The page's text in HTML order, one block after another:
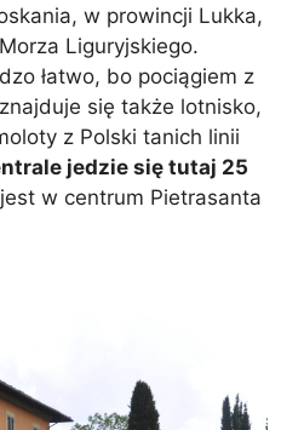
w prowincji Lukka,
Liguryjskiego.
łatwo, bo pociągiem z
się także lotnisko,
z Polski tanich linii
jedzie się tutaj 25
w centrum Pietrasanta